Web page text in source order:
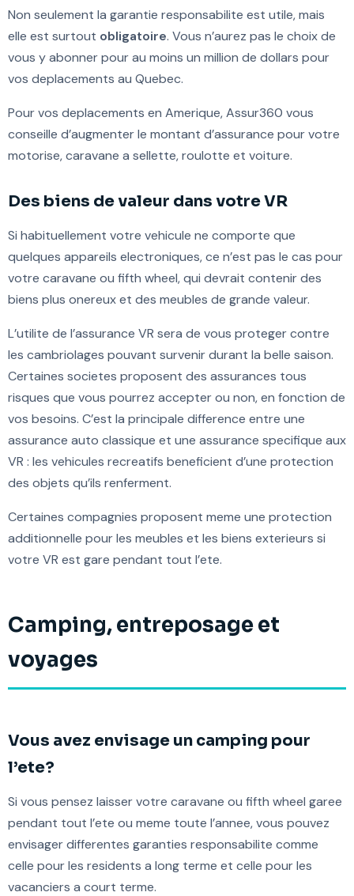
Non seulement la garantie responsabilite est utile, mais
elle est surtout obligatoire. Vous n’aurez pas le choix de
vous y abonner pour au moins un million de dollars pour
vos deplacements au Quebec.
Pour vos deplacements en Amerique, Assur360 vous
conseille d’augmenter le montant d’assurance pour votre
motorise, caravane a sellette, roulotte et voiture.
Des biens de valeur dans votre VR
Si habituellement votre vehicule ne comporte que
quelques appareils electroniques, ce n’est pas le cas pour
votre caravane ou fifth wheel, qui devrait contenir des
biens plus onereux et des meubles de grande valeur.
L’utilite de l’assurance VR sera de vous proteger contre
les cambriolages pouvant survenir durant la belle saison.
Certaines societes proposent des assurances tous
risques que vous pourrez accepter ou non, en fonction de
vos besoins. C’est la principale difference entre une
assurance auto classique et une assurance specifique aux
VR : les vehicules recreatifs beneficient d’une protection
des objets qu’ils renferment.
Certaines compagnies proposent meme une protection
additionnelle pour les meubles et les biens exterieurs si
votre VR est gare pendant tout l’ete.
Camping, entreposage et
voyages
Vous avez envisage un camping pour
l’ete?
Si vous pensez laisser votre caravane ou fifth wheel garee
pendant tout l’ete ou meme toute l’annee, vous pouvez
envisager differentes garanties responsabilite comme
celle pour les residents a long terme et celle pour les
vacanciers a court terme.